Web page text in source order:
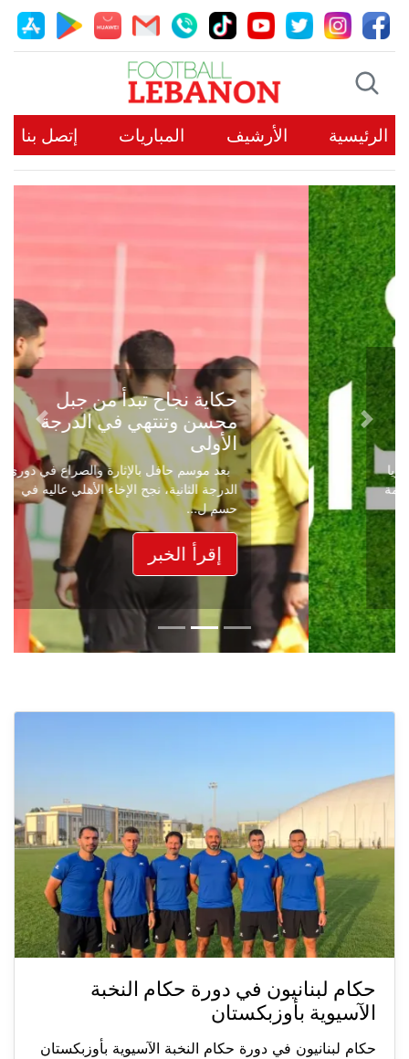
الرئيسية الأرشيف المباريات إتصل بنا
حكاية نجاح تبدأ من جبل
محسن وتنتهي في الدرجة
الأولى
بعد موسم حافل بالإثارة والصراع في دوري
الدرجة الثانية، نجح الإخاء الأهلي عاليه في
حسم ل...
إقرأ الخبر
Previous
Next
حكام لبنانيون في دورة حكام النخبة
الآسيوية بأوزبكستان
حكام لبنانيون في دورة حكام النخبة الآسيوية بأوزبكستان